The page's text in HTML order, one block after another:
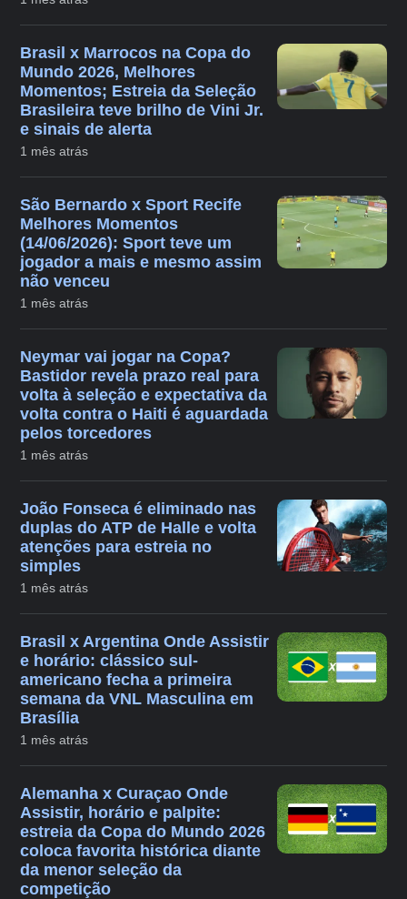
Brasil x Marrocos na Copa do
Mundo 2026, Melhores
Momentos; Estreia da Seleção
Brasileira teve brilho de Vini Jr.
e sinais de alerta
1 mês atrás
São Bernardo x Sport Recife
Melhores Momentos
(14/06/2026): Sport teve um
jogador a mais e mesmo assim
não venceu
1 mês atrás
Neymar vai jogar na Copa?
Bastidor revela prazo real para
volta à seleção e expectativa da
volta contra o Haiti é aguardada
pelos torcedores
1 mês atrás
João Fonseca é eliminado nas
duplas do ATP de Halle e volta
atenções para estreia no
simples
1 mês atrás
Brasil x Argentina Onde Assistir
e horário: clássico sul-
americano fecha a primeira
semana da VNL Masculina em
Brasília
1 mês atrás
Alemanha x Curaçao Onde
Assistir, horário e palpite:
estreia da Copa do Mundo 2026
coloca favorita histórica diante
da menor seleção da
competição